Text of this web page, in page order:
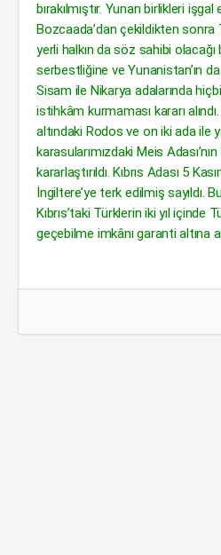
bırakılmıştır. Yunan birlikleri
Bozcaada’dan çekildikten sonra
yerli halkın da söz sahibi
serbestliğine ve Yunanistan’ın
Sisam ile Nikarya adalarında
istihkâm kurmaması kararı
altındaki Rodos ve on iki ada ile
karasularımızdaki Meis
kararlaştırıldı. Kıbrıs Adası 5
İngiltere’ye terk edilmiş sayıldı.
Kıbrıs’taki Türklerin iki yıl içinde
geçebilme imkânı garanti altına